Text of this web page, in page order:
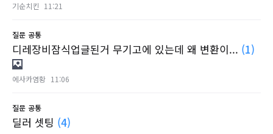
기순치킨 11:21
질문 공통
디레장비잠식업글된거 무기고에 있는데 왜 변환이... (1)
에사카염황 11:06
질문 공통
딜러 셋팅 (4)